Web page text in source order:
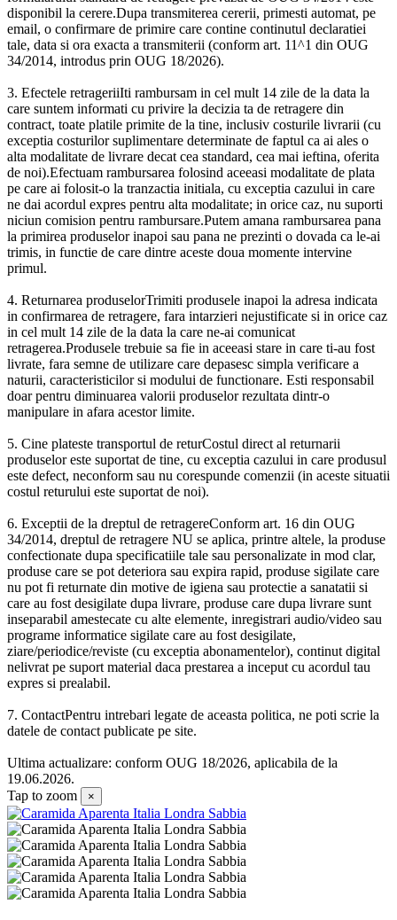
disponibil la cerere.Dupa transmiterea cererii, primesti automat, pe
email, o confirmare de primire care contine continutul declaratiei
tale, data si ora exacta a transmiterii (conform art. 11^1 din OUG
34/2014, introdus prin OUG 18/2026).
3. Efectele retrageriiIti rambursam in cel mult 14 zile de la data la
care suntem informati cu privire la decizia ta de retragere din
contract, toate platile primite de la tine, inclusiv costurile livrarii (cu
exceptia costurilor suplimentare determinate de faptul ca ai ales o
alta modalitate de livrare decat cea standard, cea mai ieftina, oferita
de noi).Efectuam rambursarea folosind aceeasi modalitate de plata
pe care ai folosit-o la tranzactia initiala, cu exceptia cazului in care
ne dai acordul expres pentru alta modalitate; in orice caz, nu suporti
niciun comision pentru rambursare.Putem amana rambursarea pana
la primirea produselor inapoi sau pana ne prezinti o dovada ca le-ai
trimis, in functie de care dintre aceste doua momente intervine
primul.
4. Returnarea produselorTrimiti produsele inapoi la adresa indicata
in confirmarea de retragere, fara intarzieri nejustificate si in orice caz
in cel mult 14 zile de la data la care ne-ai comunicat
retragerea.Produsele trebuie sa fie in aceeasi stare in care ti-au fost
livrate, fara semne de utilizare care depasesc simpla verificare a
naturii, caracteristicilor si modului de functionare. Esti responsabil
doar pentru diminuarea valorii produselor rezultata dintr-o
manipulare in afara acestor limite.
5. Cine plateste transportul de returCostul direct al returnarii
produselor este suportat de tine, cu exceptia cazului in care produsul
este defect, neconform sau nu corespunde comenzii (in aceste situatii
costul returului este suportat de noi).
6. Exceptii de la dreptul de retragereConform art. 16 din OUG
34/2014, dreptul de retragere NU se aplica, printre altele, la produse
confectionate dupa specificatiile tale sau personalizate in mod clar,
produse care se pot deteriora sau expira rapid, produse sigilate care
nu pot fi returnate din motive de igiena sau protectie a sanatatii si
care au fost desigilate dupa livrare, produse care dupa livrare sunt
inseparabil amestecate cu alte elemente, inregistrari audio/video sau
programe informatice sigilate care au fost desigilate,
ziare/periodice/reviste (cu exceptia abonamentelor), continut digital
nelivrat pe suport material daca prestarea a inceput cu acordul tau
expres si prealabil.
7. ContactPentru intrebari legate de aceasta politica, ne poti scrie la
datele de contact publicate pe site.
Ultima actualizare: conform OUG 18/2026, aplicabila de la
19.06.2026.
Tap to zoom
×